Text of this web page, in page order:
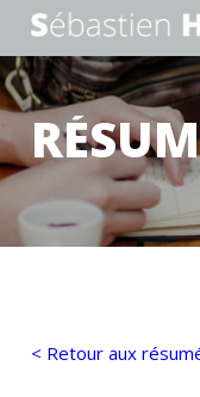
< Retour aux